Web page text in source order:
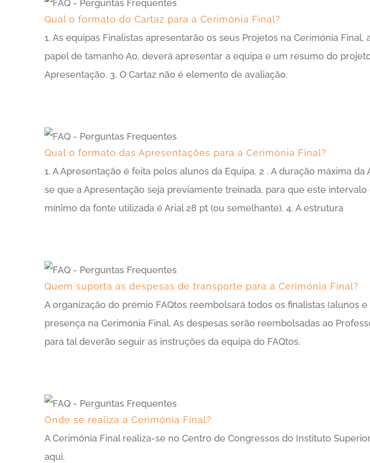
Qual o formato do Cartaz para a Cerimónia Final?
1. As equipas Finalistas apresentarão os seus Projetos na Cerimónia
papel de tamanho A0, deverá apresentar a equipa e um resumo do
Apresentação. 3. O Cartaz não é elemento de avaliação.
Qual o formato das Apresentações para a Cerimónia Final?
1. A Apresentação é feita pelos alunos da Equipa. 2 . A duração máxima
se que a Apresentação seja previamente treinada, para que este
mínimo da fonte utilizada é Arial 28 pt (ou semelhante). 4. A estrutura
Quem suporta as despesas de transporte para a Cerimónia Final?
A organização do prémio FAQtos reembolsará todos os finalistas (alunos
presença na Cerimónia Final. As despesas serão reembolsadas ao
para tal deverão seguir as instruções da equipa do FAQtos.
Onde se realiza a Cerimónia Final?
A Cerimónia Final realiza-se no Centro de Congressos do Instituto
aqui.